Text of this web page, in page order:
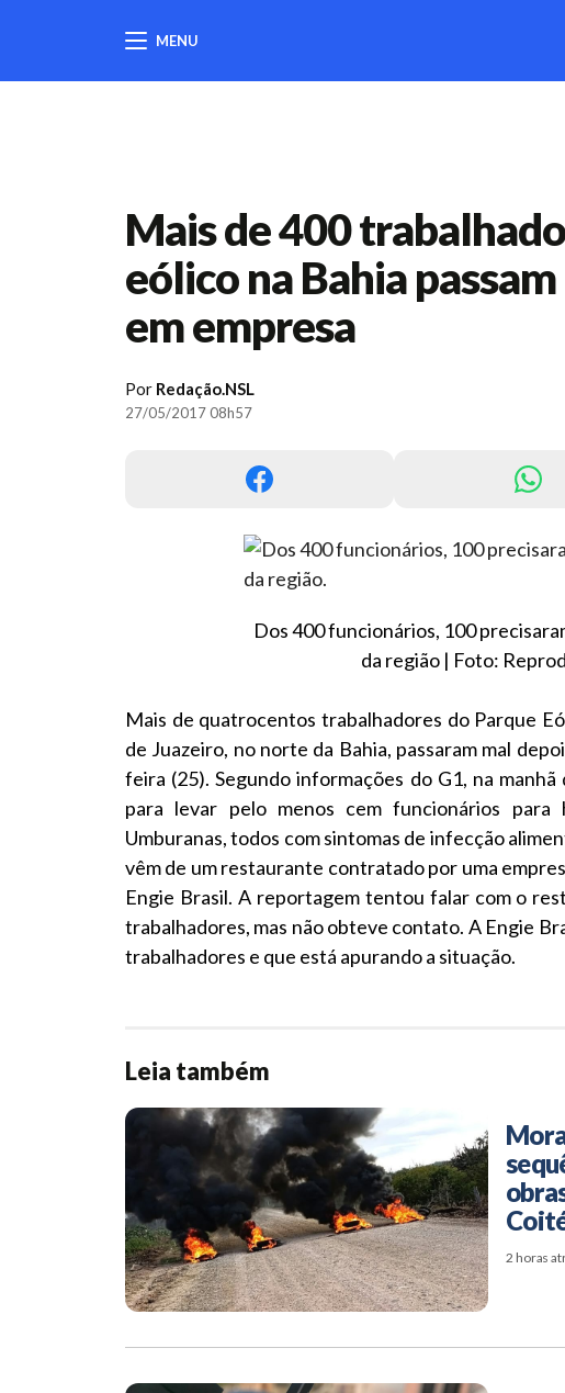
MENU
Mais de 400
eólico na Bahia
em empresa
Por Redação.NSL
27/05/2017 08h57
Dos 400 funcionários, 100
da região | Foto:
Mais de quatrocentos trabalhadores do Parque
de Juazeiro, no norte da Bahia, passaram mal
feira (25). Segundo informações do G1, na
para levar pelo menos cem funcionários para
Umburanas, todos com sintomas de infecção
vêm de um restaurante contratado por uma
Engie Brasil. A reportagem tentou falar com o
trabalhadores, mas não obteve contato. A Engie
trabalhadores e que está apurando a situação.
Leia também
2 horas